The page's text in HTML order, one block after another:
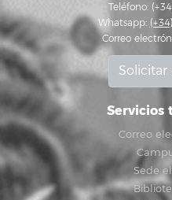
Teléfono:
Whatsapp:
Correo
Solicitar
Servicios
Correo
Sede